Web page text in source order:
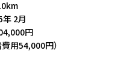
2月
円
用54,000円）